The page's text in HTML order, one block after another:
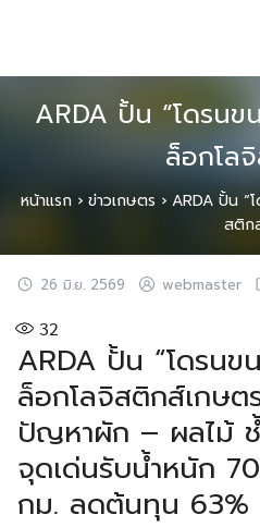
ARDA ปั้น “โดรน
ล็อกโล
หน้าแรก› ข่าวเกษตร › ARDA ปั้น “
สติก
26 มิ.ย. 2569 webmaster
32
ARDA ปั้น “โดรน
ล็อกโลจิสติกส์เกษ
ปัญหาผัก – ผลไม้ ช้
จุดเด่นรับน้ำหนัก
กม. ลดต้นทุน 63%